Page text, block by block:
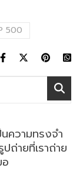
500
ความทรงจำ
ถ่ายที่เราถ่าย